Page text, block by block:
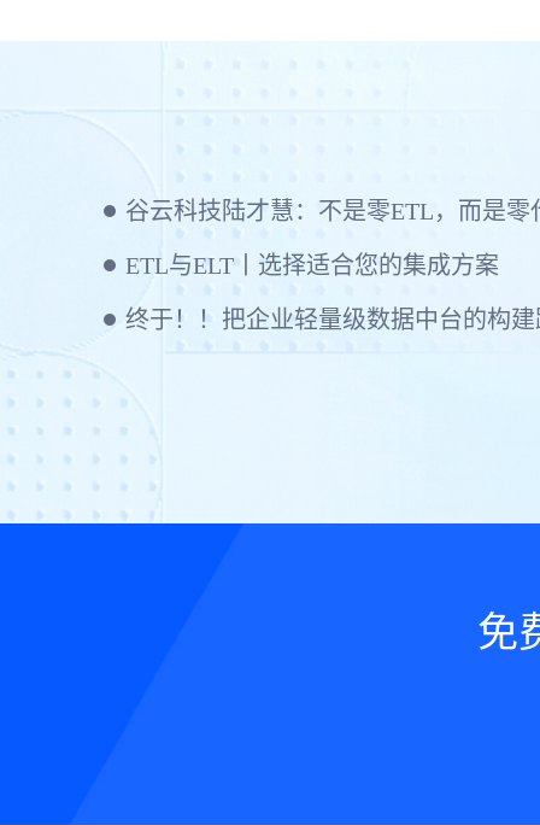
ETL与ELT丨选择适合您的集成方案
终于！！把企业轻量级数据中台的构
免